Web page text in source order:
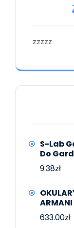
zzzzz
S-Lab
Do
9.38zł
633.00zł